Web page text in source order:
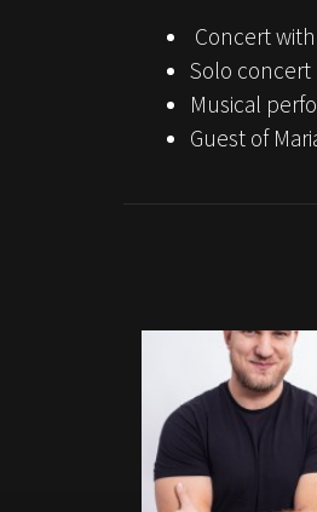
Concert
Solo concert
Musical
Guest of